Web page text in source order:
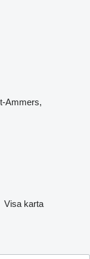
Ammers,
Visa karta